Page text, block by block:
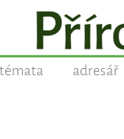
adresář